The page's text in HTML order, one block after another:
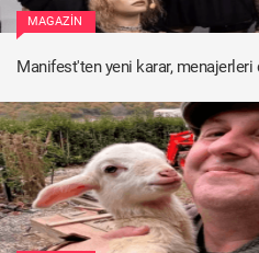
MAGAZIN
Manifest'ten yeni karar, menajerleri